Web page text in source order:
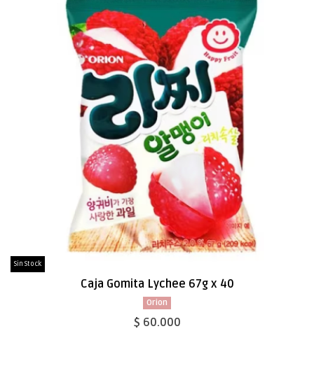
Sin Stock
Caja Gomita Lychee 67g x 40
Orion
$ 60.000